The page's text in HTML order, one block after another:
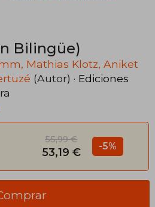
Bilingüe)
Mathias Klotz, Aniket
(Autor) · Ediciones
55,99 €
53,19 € -5%